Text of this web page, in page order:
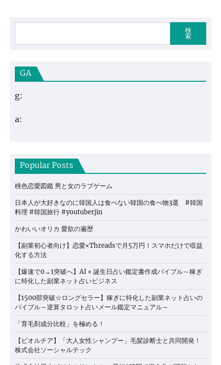
検
索
GA
g:
a:
Popular Posts
桃色恋愛図鑑 男と女のラブゲーム
日本人が大好きなのに韓国人は食べない韓国の食べ物3選 #韓国
料理 #韓国旅行 #youtuberjin
かわいいオリカ 愛欲の遍歴
【副業初心者向け】恋愛×Threadsで月5万円！スマホだけで収益
化する方法
【爆速で0→1突破へ】AI × 誕生日占い鑑定書作成バイブル～稼ぎ
に特化した副業ネット占いビジネス
【1500部突破☆ロングセラー】稼ぎに特化した副業ネット占いの
バイブル～逆算タロット占いメール鑑定マニュアル～
「育毛剤成分比較」を極める！
【ビオルチア】「大人女性シャンプー」毛髪診断士と共同開発！
株式会社ソーシャルテック